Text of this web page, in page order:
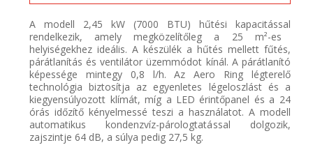
A modell 2,45 kW (7000 BTU) hűtési kapacitással
rendelkezik, amely megközelítőleg a 25 m²-es
helyiségekhez ideális. A készülék a hűtés mellett fűtés,
párátlanítás és ventilátor üzemmódot kínál. Apárátlanító
képessége mintegy 0,8 l/h. AzAero Ring légterelő
technológia biztosítja az egyenletes légeloszlástés a
kiegyensúlyozott klímát, míg a LED érintőpanel és a 24
órás időzítő kényelmessé teszi a használatot. Amodell
automatikus kondenzvíz-párologtatással dolgozik,
zajszintje 64 dB, a súlya pedig 27,5 kg.